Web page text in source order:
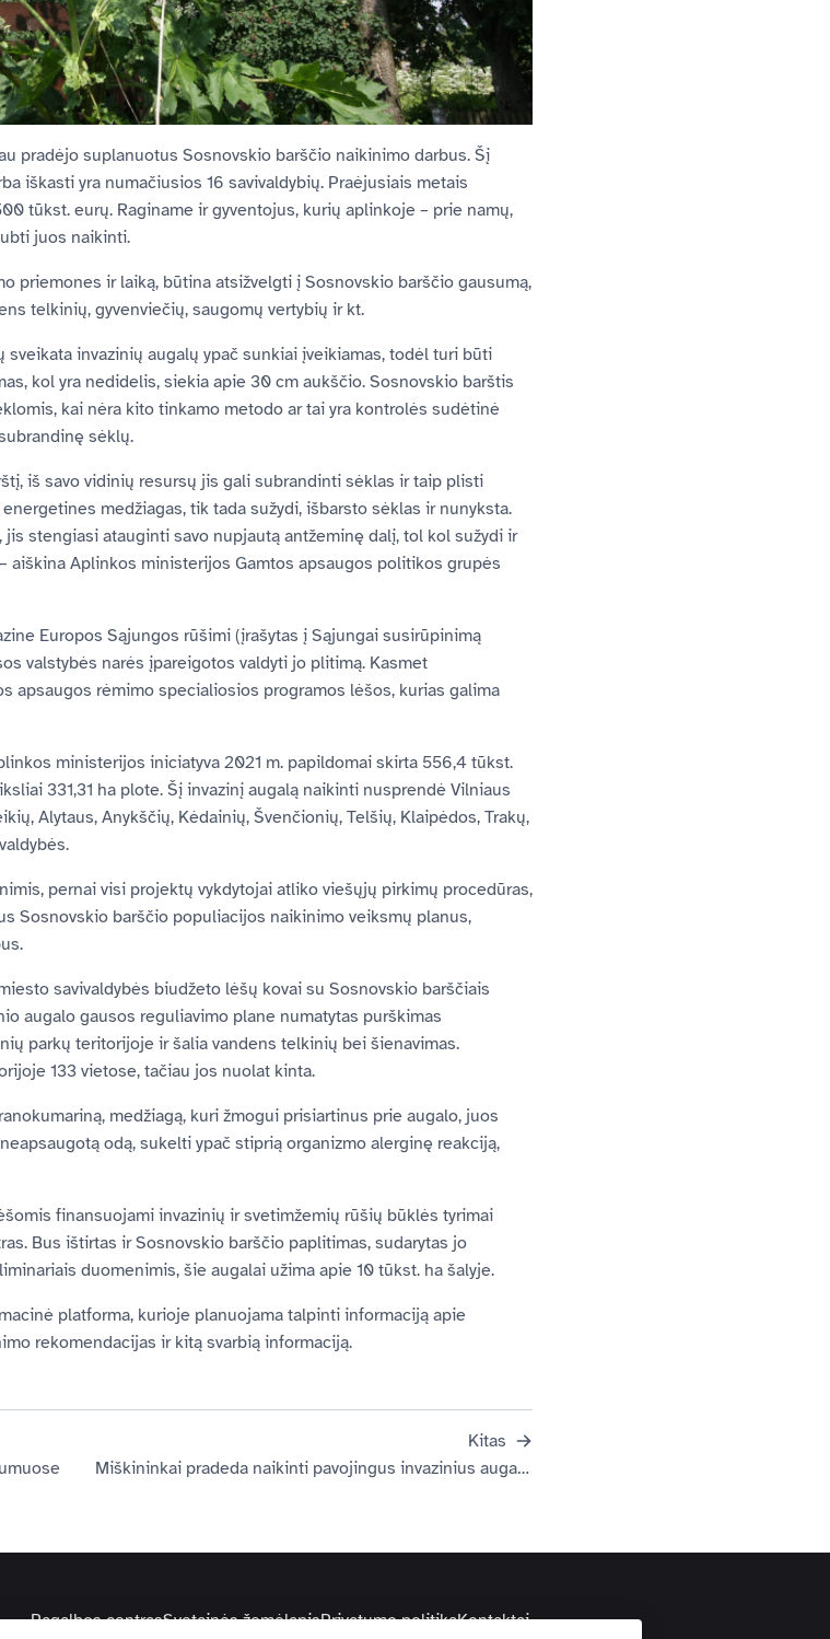
pradėjo suplanuotus Sosnovskio barščio naikinimo darbus. Šį
iškasti yra numačiusios 16 savivaldybių. Praėjusiais metais
tūkst. eurų. Raginame ir gyventojus, kurių aplinkoje – prie namų,
juos naikinti.
priemones ir laiką, būtina atsižvelgti į Sosnovskio barščio gausumą,
telkinių, gyvenviečių, saugomų vertybių ir kt.
invazinių augalų ypač sunkiai įveikiamas, todėl turi būti
kol yra nedidelis, siekia apie 30 cm aukščio. Sosnovskio barštis
kai nėra kito tinkamo metodo ar tai yra kontrolės sudėtinė
sėklų.
iš savo vidinių resursų jis gali subrandinti sėklas ir taip plisti
medžiagas, tik tada sužydi, išbarsto sėklas ir nunyksta.
stengiasi atauginti savo nupjautą antžeminę dalį, tol kol sužydi ir
aiškina Aplinkos ministerijos Gamtos apsaugos politikos grupės
Europos Sąjungos rūšimi (įrašytas į Sąjungai susirūpinimą
valstybės narės įpareigotos valdyti jo plitimą. Kasmet
apsaugos rėmimo specialiosios programos lėšos, kurias galima
ministerijos iniciatyva 2021 m. papildomai skirta 556,4 tūkst.
331,31 ha plote. Šį invazinį augalą naikinti nusprendė Vilniaus
Alytaus, Anykščių, Kėdainių, Švenčionių, Telšių, Klaipėdos, Trakų,
pernai visi projektų vykdytojai atliko viešųjų pirkimų procedūras,
Sosnovskio barščio populiacijos naikinimo veiksmų planus,
savivaldybės biudžeto lėšų kovai su Sosnovskio barščiais
augalo gausos reguliavimo plane numatytas purškimas
parkų teritorijoje ir šalia vandens telkinių bei šienavimas.
133 vietose, tačiau jos nuolat kinta.
medžiagą, kuri žmogui prisiartinus prie augalo, juos
odą, sukelti ypač stiprią organizmo alerginę reakciją,
finansuojami invazinių ir svetimžemių rūšių būklės tyrimai
Bus ištirtas ir Sosnovskio barščio paplitimas, sudarytas jo
duomenimis, šie augalai užima apie 10 tūkst. ha šalyje.
platforma, kurioje planuojama talpinti informaciją apie
rekomendacijas ir kitą svarbią informaciją.
Kitas
Miškininkai pradeda naikinti pavojingus invazinius augalus – Sosnovskio barščius
Pagalbos centrasSvetainės žemėlapisPrivatumo politikaKontaktai